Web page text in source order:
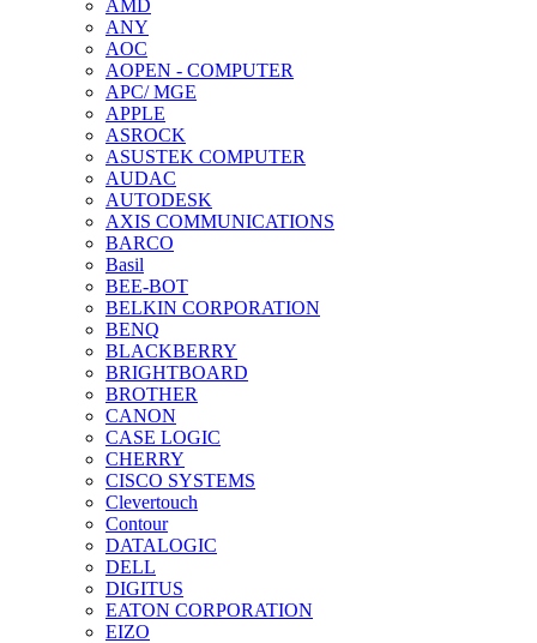
AMD
ANY
AOC
AOPEN - COMPUTER
APC/ MGE
APPLE
ASROCK
ASUSTEK COMPUTER
AUDAC
AUTODESK
AXIS COMMUNICATIONS
BARCO
Basil
BEE-BOT
BELKIN CORPORATION
BENQ
BLACKBERRY
BRIGHTBOARD
BROTHER
CANON
CASE LOGIC
CHERRY
CISCO SYSTEMS
Clevertouch
Contour
DATALOGIC
DELL
DIGITUS
EATON CORPORATION
EIZO